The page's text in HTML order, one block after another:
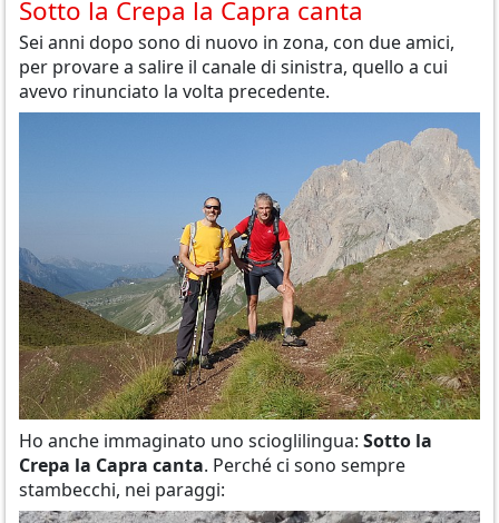
Sotto la Crepa la Capra canta
Sei anni dopo sono di nuovo in zona, con due amici,
per provare a salire il canale di sinistra, quello a cui
avevo rinunciato la volta precedente.
Ho anche immaginato uno scioglilingua: Sotto la
Crepa la Capra canta. Perché ci sono sempre
stambecchi, nei paraggi: